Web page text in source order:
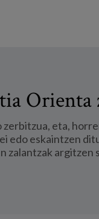
Orienta
zerbitzua, eta,
edo eskaintzen
zalantzak argitzen